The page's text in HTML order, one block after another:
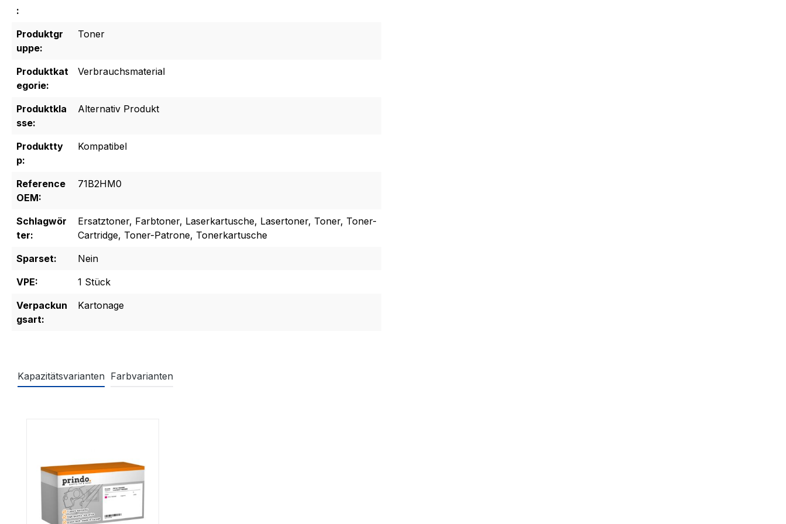
:
Produktgr
uppe:
Toner
Produktkat
egorie:
Verbrauchsmaterial
Produktkla
sse:
Alternativ Produkt
Produktty
p:
Kompatibel
Reference
OEM:
71B2HM0
Schlagwör
ter:
Ersatztoner, Farbtoner, Laserkartusche, Lasertoner, Toner, Toner-
Cartridge, Toner-Patrone, Tonerkartusche
Sparset:
Nein
VPE:
1 Stück
Verpackun
gsart:
Kartonage
Kapazitätsvarianten Farbvarianten